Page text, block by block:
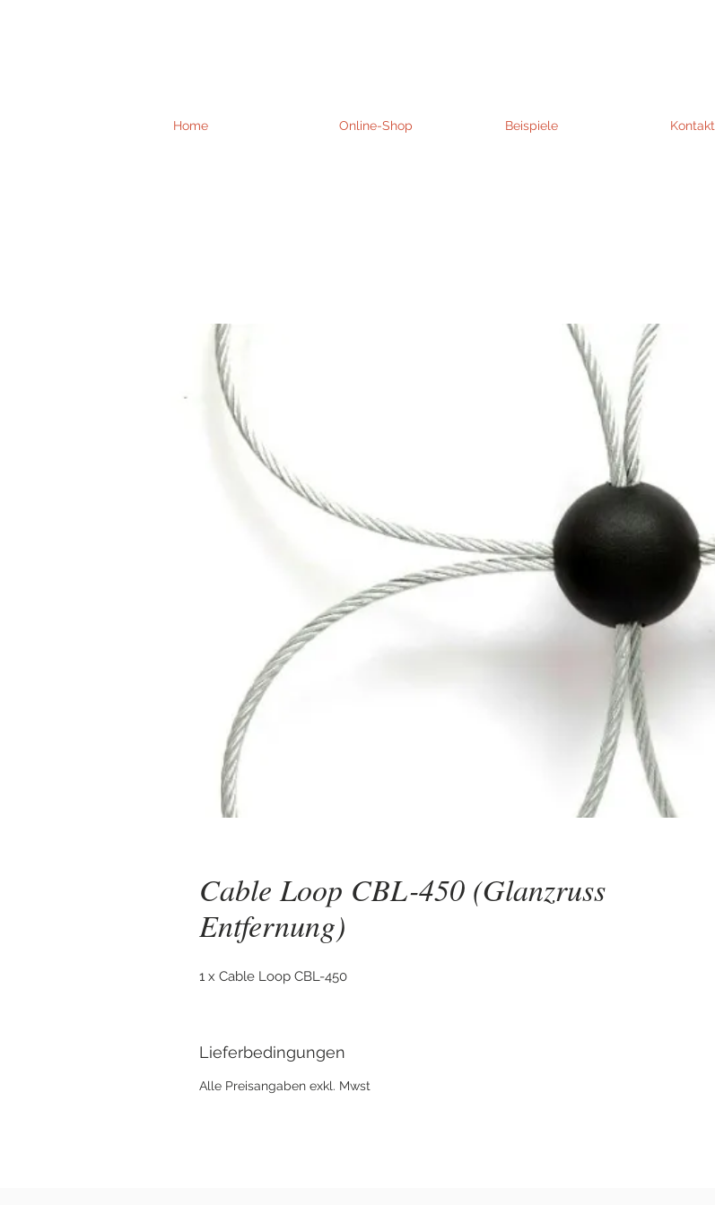
Home Online-Shop Beispiele Kontakt
Cable Loop CBL-450 (Glanzruss
Entfernung)
1 x Cable Loop CBL-450
Lieferbedingungen
Alle Preisangaben exkl. Mwst